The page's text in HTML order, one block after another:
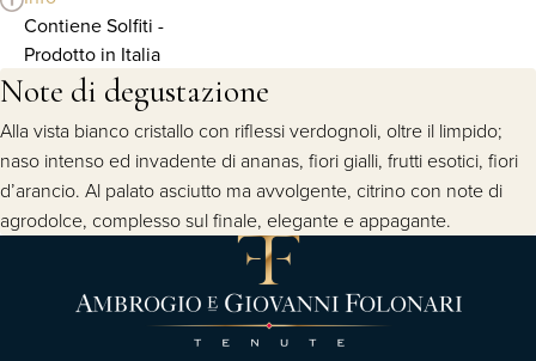
Contiene Solfiti -
Prodotto in Italia
Note di degustazione
Alla vista bianco cristallo con riflessi verdognoli, oltre il limpido;
naso intenso ed invadente di ananas, fiori gialli, frutti esotici, fiori
d’arancio. Al palato asciutto ma avvolgente, citrino con note di
agrodolce, complesso sul finale, elegante e appagante.